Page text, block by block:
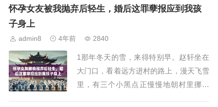
愿违！经历了一段短暂的婚姻离婚后，只
那段短暂的...
怀孕女友被我抛弃后轻生，婚后这罪孽报应到我孩
子身上
admin8 4年前 2840
1那年冬天的雪，来得特别早。赵轩坐在
大门口，看着远方进村的路上，漫天飞雪
里，有三个小黑点正慢慢地朝村里挪过